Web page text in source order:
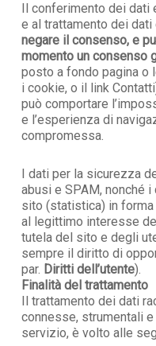
Il conferimento dei dati
e al trattamento dei
negare il consenso, e
momento un consenso
posto a fondo pagina o
i cookie, o il link
può comportare
e l’esperienza di
compromessa.
I dati per la sicurezza
abusi e SPAM, nonché
sito (statistica) in
al legittimo interesse
tutela del sito e degli
sempre il diritto di
par. Diritti dell’utente).
Finalità del trattamento
Il trattamento dei dati
connesse, strumentali
servizio, è volto alle